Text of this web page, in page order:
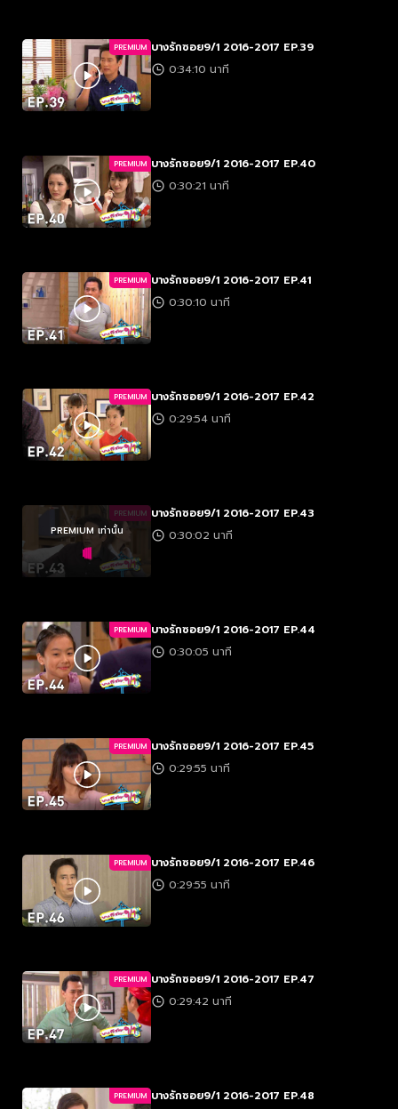
PREMIUM บางรักซอย9/1 2016-2017 EP.39
0:34:10 นาที
PREMIUM บางรักซอย9/1 2016-2017 EP.40
0:30:21 นาที
PREMIUM บางรักซอย9/1 2016-2017 EP.41
0:30:10 นาที
PREMIUM บางรักซอย9/1 2016-2017 EP.42
0:29:54 นาที
PREMIUM
PREMIUM เท่านั้น
บางรักซอย9/1 2016-2017 EP.43
0:30:02 นาที
PREMIUM บางรักซอย9/1 2016-2017 EP.44
0:30:05 นาที
PREMIUM บางรักซอย9/1 2016-2017 EP.45
0:29:55 นาที
PREMIUM บางรักซอย9/1 2016-2017 EP.46
0:29:55 นาที
PREMIUM บางรักซอย9/1 2016-2017 EP.47
0:29:42 นาที
PREMIUM บางรักซอย9/1 2016-2017 EP.48